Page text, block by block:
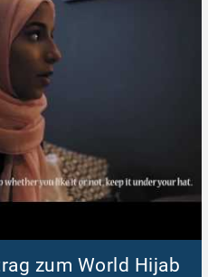
zum World Hijab